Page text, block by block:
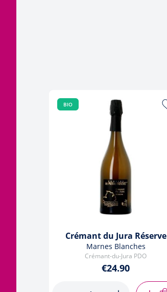
BIO
Crémant du Jura Réserve
Marnes Blanches
Crémant-du-Jura PDO
€24.90